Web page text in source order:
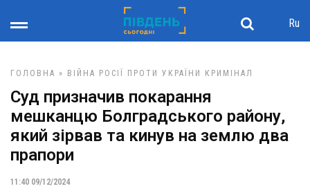
Ru
ГОЛОВНА » ВІЙНА РОСІЇ ПРОТИ УКРАЇНИ КРИМІНАЛ
Суд призначив покарання
мешканцю Болградського району,
який зірвав та кинув на землю два
прапори
11:40 09/12/2024